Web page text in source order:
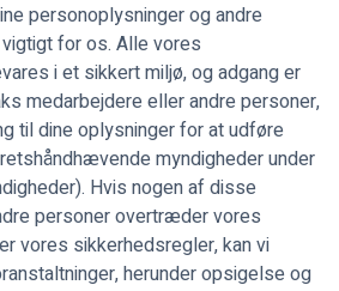
personoplysninger og andre
for os. Alle vores
i et sikkert miljø, og adgang er
medarbejdere eller andre personer,
til dine oplysninger for at udføre
myndigheder under
Hvis nogen af disse
personer overtræder vores
vores sikkerhedsregler, kan vi
herunder opsigelse og